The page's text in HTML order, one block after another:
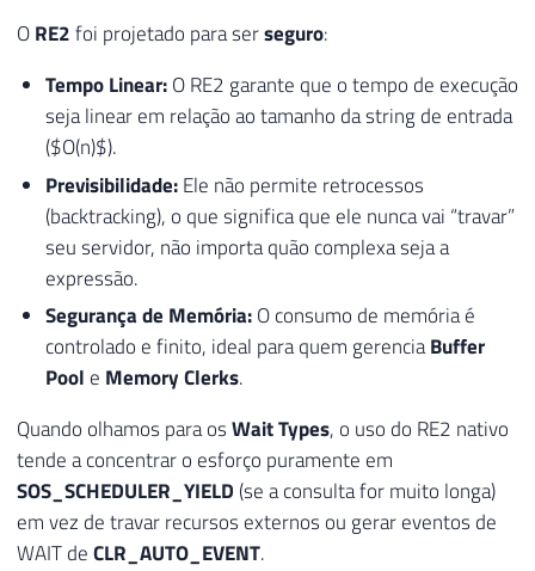
ORE2foi projetado para serseguro:
Tempo Linear:O RE2 garante que o tempo de execução
seja linear em relação ao tamanho da string de entrada
($O(n)$).
Previsibilidade:Ele não permite retrocessos
(backtracking), o que significa que ele nunca vai “travar”
seu servidor, não importa quão complexa seja a
expressão.
Segurança de Memória:O consumo de memória é
controlado e finito, ideal para quem gerenciaBuffer
Pool e Memory Clerks.
Quando olhamos para osWait Types, o uso do RE2 nativo
tende a concentrar o esforço puramente em
SOS_SCHEDULER_YIELD (se a consulta for muito longa)
em vez de travar recursos externos ou gerar eventos de
WAIT deCLR_AUTO_EVENT.